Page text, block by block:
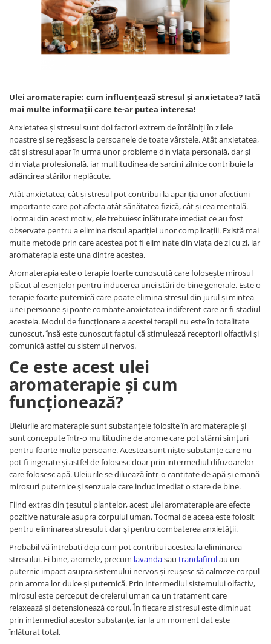
Accesorii și Difuzoare
Difuzoare Uleiuri Clasice
Suporți Conuri & bețe parfumate
Profesionale
Flacoane & Recipiente
Cutii carton și soluții de expediere
Parfum pentru rufe (Bax/Vrac)
Uleiuri parfumate aromaterapie
Odorizante Auto cu Pulverizator
(Pachete/Bax)
Ulei aromaterapie: cum influențează stresul și anxietatea? Iată
mai multe informații care te-ar putea interesa!
Anxietatea și stresul sunt doi factori extrem de întâlniți în zilele
noastre și se regăsesc la persoanele de toate vârstele. Atât anxietatea,
cât și stresul apar în urma unor probleme din viața personală, dar și
din viața profesională, iar multitudinea de sarcini zilnice contribuie la
adâncirea stărilor neplăcute.
Atât anxietatea, cât și stresul pot contribui la apariția unor afecțiuni
importante care pot afecta atât sănătatea fizică, cât și cea mentală.
Tocmai din acest motiv, ele trebuiesc înlăturate imediat ce au fost
observate pentru a elimina riscul apariției unor complicațiii. Există mai
multe metode prin care acestea pot fi eliminate din viața de zi cu zi, iar
aromaterapia este una dintre acestea.
Aromaterapia este o terapie foarte cunoscută care folosește mirosul
plăcut al esențelor pentru inducerea unei stări de bine generale. Este o
terapie foarte puternică care poate elimina stresul din jurul și mintea
unei persoane și poate combate anxietatea indiferent care ar fi stadiul
acesteia. Modul de funcționare a acestei terapii nu este în totalitate
cunoscut, însă este cunoscut faptul că stimulează receptorii olfactivi și
comunică astfel cu sistemul nervos.
Ce este acest ulei
aromaterapie și cum
funcționează?
Uleiurile aromaterapie sunt substanțele folosite în aromaterapie și
sunt concepute într-o multitudine de arome care pot stârni simțuri
pentru foarte multe persoane. Acestea sunt niște substanțe care nu
pot fi ingerate și astfel de folosesc doar prin intermediul difuzoarelor
care folosesc apă. Uleiurile se diluează într-o cantitate de apă și emană
mirosuri puternice și senzuale care induc imediat o stare de bine.
Fiind extras din țesutul plantelor, acest ulei aromaterapie are efecte
pozitive naturale asupra corpului uman. Tocmai de aceea este folosit
pentru eliminarea stresului, dar și pentru combaterea anxietății.
Probabil vă întrebați deja cum pot contribui acestea la eliminarea
stresului. Ei bine, aromele, precum lavandasau trandafirulau un
puternic impact asupra sistemului nervos și reușesc să calmeze corpul
prin aroma lor dulce și puternică. Prin intermediul sistemului olfactiv,
mirosul este perceput de creierul uman ca un tratament care
relaxează și detensionează corpul. În fiecare zi stresul este diminuat
prin intermediul acestor substanțe, iar la un moment dat este
înlăturat total.